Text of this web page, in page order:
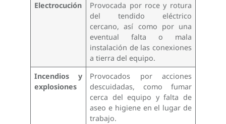
Electrocución
Provocada por roce y rotura
del tendido eléctrico
cercano, así como por una
eventual falta o mala
instalación de las conexiones
a tierra del equipo.
Incendios y
explosiones
Provocados por acciones
descuidadas, como fumar
cerca del equipo y falta de
aseo e higiene en el lugar de
trabajo.